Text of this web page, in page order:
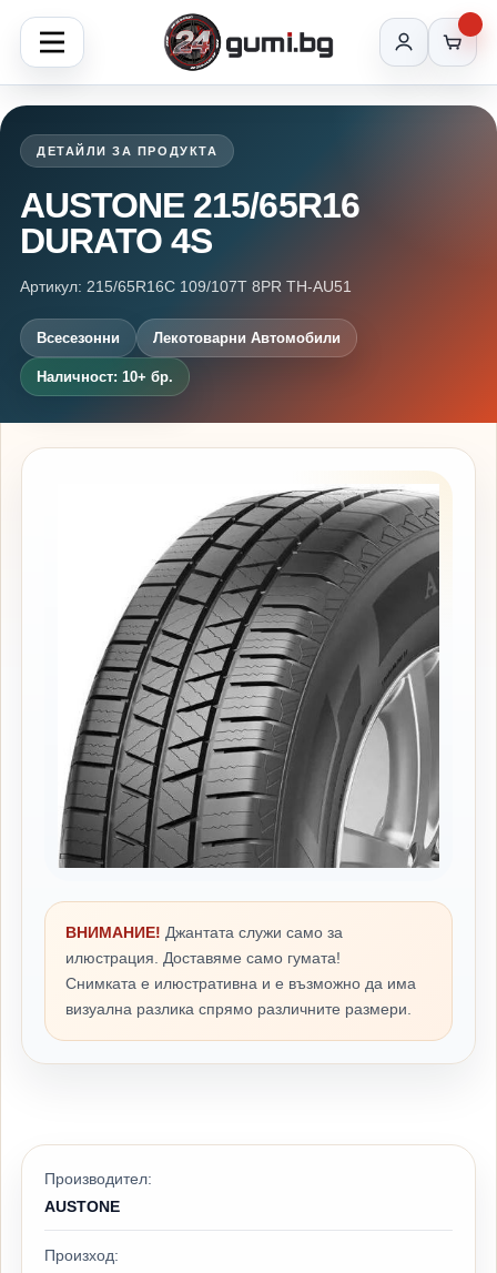
ДЕТАЙЛИ ЗА ПРОДУКТА
AUSTONE 215/65R16
DURATO 4S
Артикул: 215/65R16C 109/107T 8PR TH-AU51
Всесезонни Лекотоварни Автомобили
Наличност: 10+ бр.
ВНИМАНИЕ! Джантата служи само за
илюстрация. Доставяме само гумата!
Снимката е илюстративна и е възможно да има
визуална разлика спрямо различните размери.
Производител:
AUSTONE
Произход: